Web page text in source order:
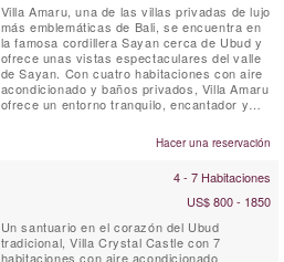
Villa Amaru, una de las villas privadas de lujo
más emblemáticas de Bali, se encuentra en
la famosa cordillera Sayan cerca de Ubud y
ofrece unas vistas espectaculares del valle
de Sayan. Con cuatro habitaciones con aire
acondicionado y baños privados, Villa Amaru
ofrece un entorno tranquilo, encantador y
cuenta con impresionantes vistas
panorámicas de la cordillera de volcanes de
Hacer una reservación
4 - 7 Habitaciones
US$ 800 - 1850
Un santuario en el corazón del Ubud
tradicional, Villa Crystal Castle con 7
habitaciones con aire acondicionado